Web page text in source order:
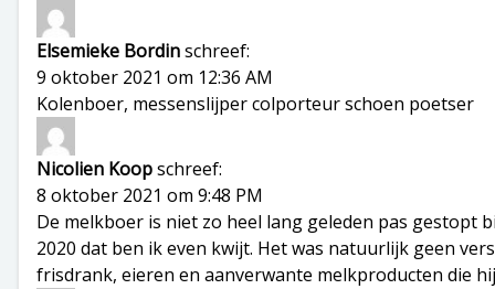
Elsemieke Bordinschreef:
9 oktober 2021 om 12:36 AM
Kolenboer, messenslijper colporteur schoen poetser
Nicolien Koopschreef:
8 oktober 2021 om 9:48 PM
De melkboer is niet zo heel lang geleden pas gestopt
2020 dat ben ik even kwijt. Het was natuurlijk geen
frisdrank, eieren en aanverwante melkproducten die